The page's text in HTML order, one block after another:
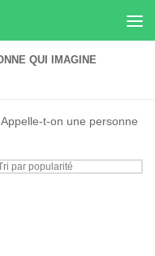
QUI IMAGINE
t-on une personne